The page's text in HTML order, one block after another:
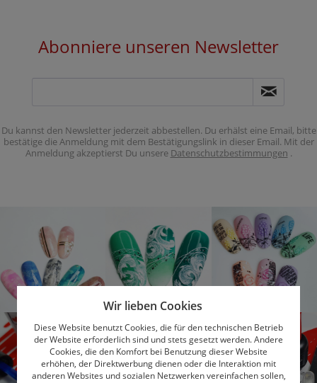
Abonniere unseren Newsletter
Du kannst den Newsletter jederzeit abbestellen. Du erhälst eine Email, bitte
bestätige die Anmeldung mit dem Bestätigungslink in dieser Email. Mit der
Anmeldung akzeptierst Du unsere Datenschutzbestimmungen .
Wir lieben Cookies
Diese Website benutzt Cookies, die für den technischen Betrieb
der Website erforderlich sind und stets gesetzt werden. Andere
Cookies, die den Komfort bei Benutzung dieser Website
erhöhen, der Direktwerbung dienen oder die Interaktion mit
anderen Websites und sozialen Netzwerken vereinfachen sollen,